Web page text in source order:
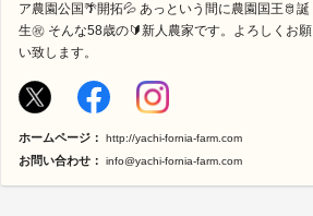
ア農園公国🌴開拓💦 あっという間に農園国王🫅誕
生㊗️ そんな58歳の🔰新人農家です。よろしくお願
い致します。
ホームページ： http://yachi-fornia-farm.com
お問い合わせ： info@yachi-fornia-farm.com